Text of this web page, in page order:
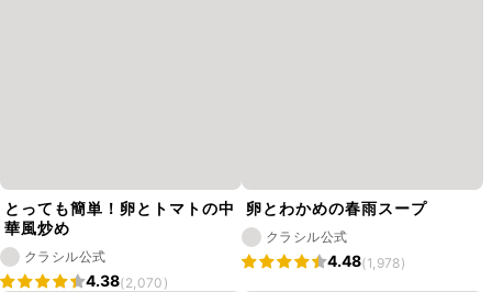
とっても簡単！卵とトマトの中
華風炒め
クラシル公式
4.38(2,070)
卵とわかめの春雨スープ
クラシル公式
4.48(1,978)